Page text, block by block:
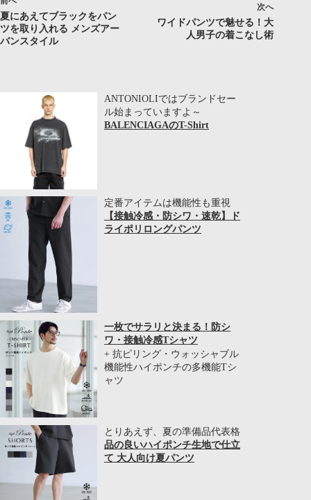
夏にあえてブラックをパン
ツを取り入れる メンズアー
バンスタイル
次へ
ワイドパンツで魅せる！大
人男子の着こなし術
ANTONIOLIではブランドセー
ル始まっていますよ～
BALENCIAGAのT-Shirt
定番アイテムは機能性も重視
【接触冷感・防シワ・速乾】ド
ライポリロングパンツ
一枚でサラリと決まる！防シ
ワ・接触冷感Tシャツ
+ 抗ピリング・ウォッシャブル
機能性ハイポンチの多機能Tシ
ャツ
とりあえず、夏の準備品代表格
品の良いハイポンチ生地で仕立
て 大人向け夏パンツ